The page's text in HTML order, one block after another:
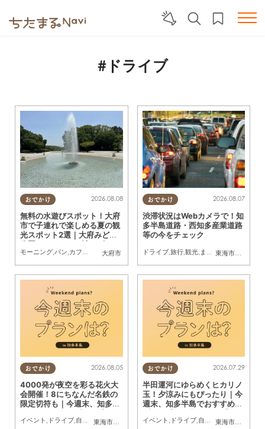
#ドライブ
おでかけ
大府市
2026.08.08
無料の水遊びスポット！大府
市で子連れで楽しめる夏の観
光スポット2選｜大府みどり
公園じゃぶじゃぶ池、ぱんや
SUNとえふ
モーニング パン カフェ ドライブ,観光 行ってみたレポ,KURUTOHP
おでかけ
東海市
,大府市
2026.08.07
渋滞状況はWebカメラで！知
多半島道路・西知多産業道路
等の今をチェック
ドライブ, 旅行, 観光, まちネタ
おでかけ
東海市
, 大府市 東浦町,半田市 ,美浜町
2026.08.05
4000発が夜空を彩る花火大
会開催！8にちなんだ名鉄の
限定切符も｜今週末、知多半
(土)・9(日)】
イベント , ドライブ,自然 まちネタ 季節ネタ,親子,家族
おでかけ
東海市大府市
2026.07.29
半田運河にゆらめくヒカリノ
玉！夕涼みにもぴったり｜今
週末、知多半島でおすすめの
イベント , ドライブ,自然 まちネタ